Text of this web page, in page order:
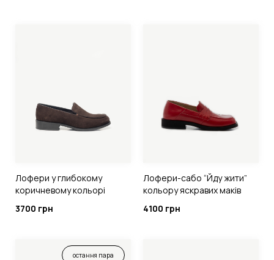
Лофери у глибокому
коричневому кольорі
3700 грн
Лофери-сабо “Йду жити”
кольору яскравих маків
4100 грн
остання пара